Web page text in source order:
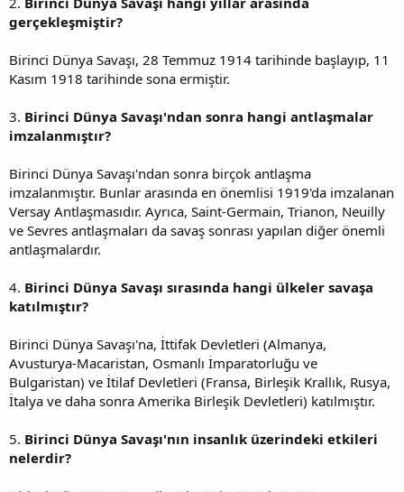
gerçekleşmiştir?
Birinci Dünya Savaşı, 28 Temmuz 1914 tarihinde başlayıp, 11
Kasım 1918 tarihinde sona ermiştir.
3. Birinci Dünya Savaşı'ndan sonra hangi antlaşmalar
imzalanmıştır?
Birinci Dünya Savaşı'ndan sonra birçok antlaşma
imzalanmıştır. Bunlar arasında en önemlisi 1919'da imzalanan
Versay Antlaşmasıdır. Ayrıca, Saint-Germain, Trianon, Neuilly
ve Sevres antlaşmaları da savaş sonrası yapılan diğer önemli
antlaşmalardır.
4. Birinci Dünya Savaşı sırasında hangi ülkeler savaşa
katılmıştır?
Birinci Dünya Savaşı'na, İttifak Devletleri (Almanya,
Avusturya-Macaristan, Osmanlı İmparatorluğu ve
Bulgaristan) ve İtilaf Devletleri (Fransa, Birleşik Krallık, Rusya,
İtalya ve daha sonra Amerika Birleşik Devletleri) katılmıştır.
5. Birinci Dünya Savaşı'nın insanlık üzerindeki etkileri
nelerdir?